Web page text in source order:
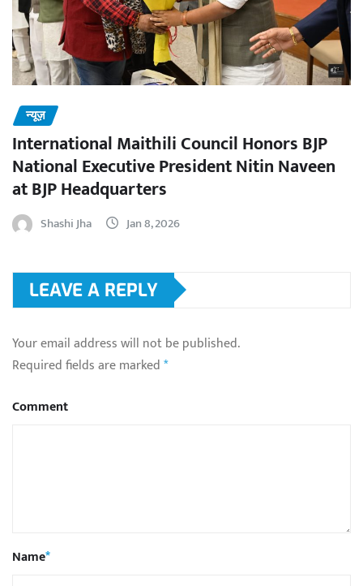
न्यूज़
International Maithili Council Honors BJP
National Executive President Nitin Naveen
at BJP Headquarters
Shashi Jha Jan 8, 2026
LEAVE A REPLY
Your email address will not be published.
Required fields are marked*
Comment
Name*